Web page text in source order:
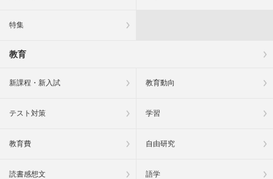
特集
教育
新課程・新入試 教育動向
テスト対策 学習
教育費 自由研究
読書感想文 語学